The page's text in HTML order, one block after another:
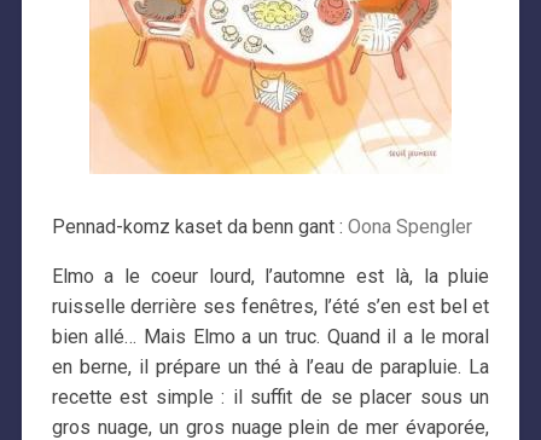
Pennad-komz kaset da benn gant : Oona Spengler
Elmo a le coeur lourd, l’automne est là, la pluie
ruisselle derrière ses fenêtres, l’été s’en est bel et
bien allé… Mais Elmo a un truc. Quand il a le moral
en berne, il prépare un thé à l’eau de parapluie. La
recette est simple : il suffit de se placer sous un
gros nuage, un gros nuage plein de mer évaporée,